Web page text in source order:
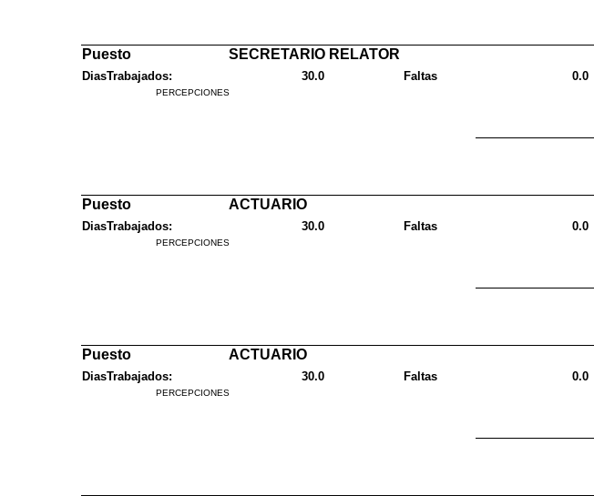
Puesto SECRETARIO RELATOR
DiasTrabajados: 30.0 Faltas 0.0
PERCEPCIONES
Puesto ACTUARIO
DiasTrabajados: 30.0 Faltas 0.0
PERCEPCIONES
Puesto ACTUARIO
DiasTrabajados: 30.0 Faltas 0.0
PERCEPCIONES